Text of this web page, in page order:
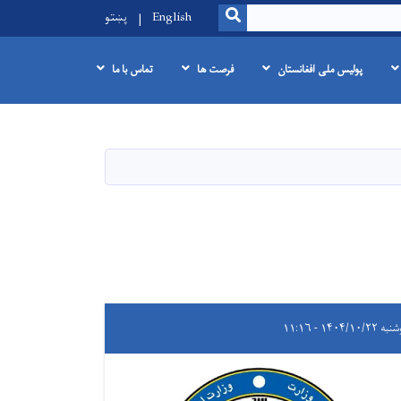
SEARCH
English پښتو
پولیس ملی افغانستان فرصت ها تماس با ما
۱۰/۲۲ - ۱۱:۱۶